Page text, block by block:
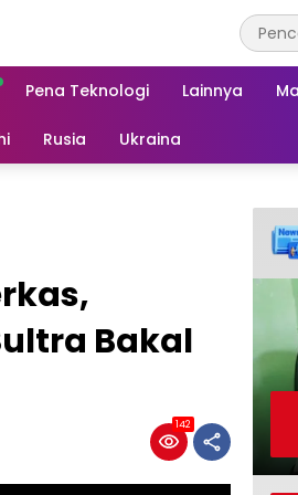
Pena Teknologi Lainnya
Rusia Ukraina
Bakal
142